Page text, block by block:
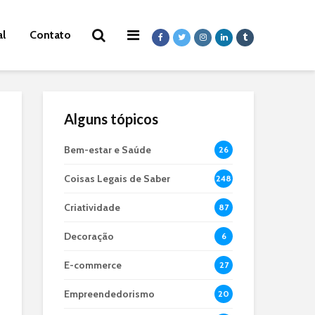
Contato
Alguns tópicos
Bem-estar e Saúde 26
Coisas Legais de Saber 248
Criatividade 87
Decoração 6
E-commerce 27
Empreendedorismo 20